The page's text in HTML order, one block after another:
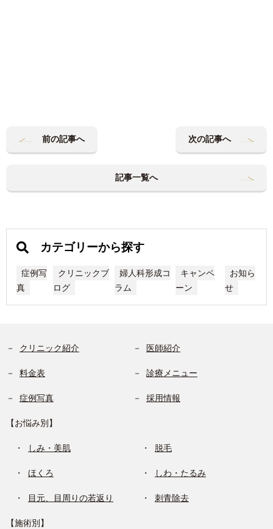
前の記事へ 次の記事へ
記事一覧へ
カテゴリーから探す
症例写
真
クリニックブ
ログ
婦人科形成コ
ラム
キャンペ
ーン
お知ら
せ
クリニック紹介 医師紹介
料金表 診療メニュー
症例写真 採用情報
【お悩み別】
しみ・美肌 脱毛
ほくろ しわ・たるみ
目元、目周りの若返り 刺青除去
【施術別】